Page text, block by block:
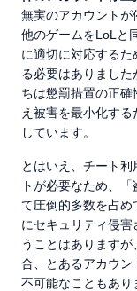
無実のアカウントが
他のゲームをLoLと
に適切に対応する
る必要はありまし
ちは懲罰措置の正
え被害を最小化す
しています。
とはいえ、チート
トが必要なため、
て圧倒的多数を占
にセキュリティ侵
うことはあります
合、とあるアカウ
不可能なこともあり